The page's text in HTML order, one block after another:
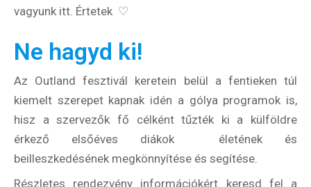
vagyunk itt. Értetek ♡
Ne hagyd ki!
Az Outland fesztivál keretein belül a fentieken túl
kiemelt szerepet kapnak idén a gólya programok is,
hisz a szervezők fő célként tűzték ki a külföldre
érkező elsőéves diákok életének és
beilleszkedésének megkönnyítése és segítése.
Részletes rendezvény információkért keresd fel a